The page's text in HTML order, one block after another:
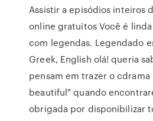
Assistir a episódios inteiros
online gratuitos Você é linda
com legendas. Legendado
Greek, English olá! queria
pensam em trazer o cdrama
beautiful" quando
obrigada por disponibilizar